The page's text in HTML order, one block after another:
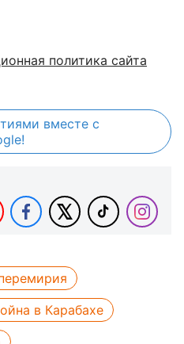
политика сайта
вместе с
в Карабахе